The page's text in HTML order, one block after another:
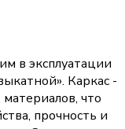
в эксплуатации
Каркас -
что
прочность и